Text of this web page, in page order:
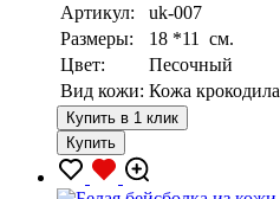
Артикул:
uk-007
Размеры:
18 *11 см.
Цвет:
Песочный
Вид кожи: Кожа крокодила
Купить в 1 клик
Купить